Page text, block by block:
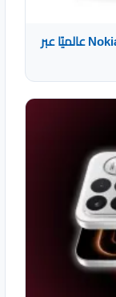
تسريبات: HMD تستعد لإحياء هوية Nokia Lumia عالميًا عبر